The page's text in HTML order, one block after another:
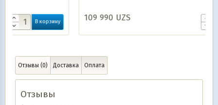
109 990UZS
Отзывы (0) Доставка Оплата
Отзывы